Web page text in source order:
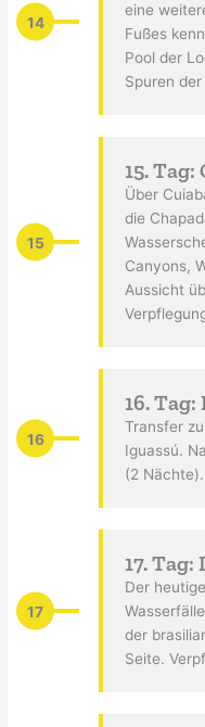
14
eine
Fußes
Pool der
Spuren
15
15.
Über
die
Canyons,
Aussicht
16
16.
Transfer
Iguassú.
(2
17
17. Tag:
Der
der
Seite.